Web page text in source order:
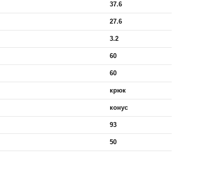
37.6
27.6
3.2
60
60
крюк
конус
93
50